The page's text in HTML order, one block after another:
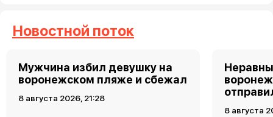
Новостной поток
Мужчина избил девушку на
воронежском пляже и сбежал
8 августа 2026, 21:28
8 августа